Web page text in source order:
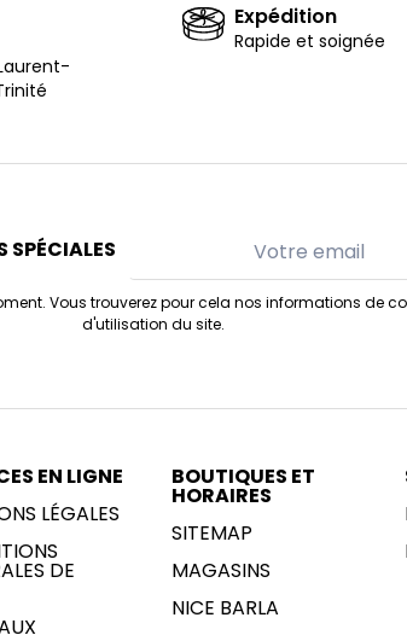
Expédition
Rapide et soignée
SPÉCIALES
Vous trouverez pour cela nos informations de
d'utilisation du site.
EN LIGNE
LÉGALES
DE
BOUTIQUES ET
HORAIRES
SITEMAP
MAGASINS
NICE BARLA